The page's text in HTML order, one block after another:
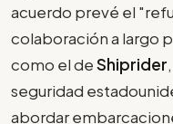
acuerdo prevé el
colaboración a largo
como el deShiprider
seguridad
abordar